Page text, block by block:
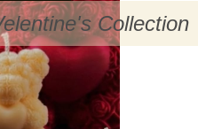
Collection